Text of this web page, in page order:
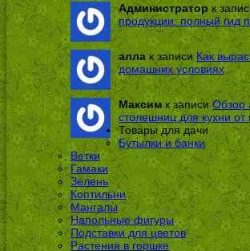
Администратор к
продукции: полный гид
алла к записи Как
домашних условиях
Максимк записиОбзор
столешниц для кухни
Товары для дачи
Бутылки и банки
Ветки
Гамаки
Зелень
Коптильни
Мангалы
Напольные фигуры
Подставки для цветов
Растения в горшке